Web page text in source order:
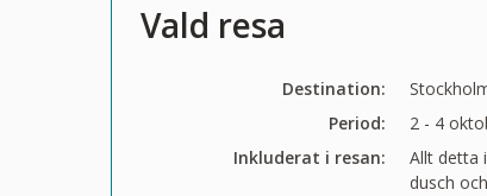
Vald resa
Destination:
Period:
2 - 4
Inkluderat i resan:
Allt detta
dusch